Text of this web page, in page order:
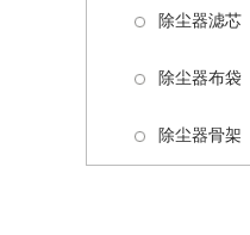
除尘器滤芯
除尘器布袋
除尘器骨架